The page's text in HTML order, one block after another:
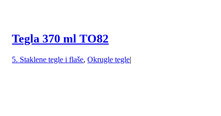
Tegla 370 ml TO82
5. Staklene tegle i flaše,Okrugle tegle|